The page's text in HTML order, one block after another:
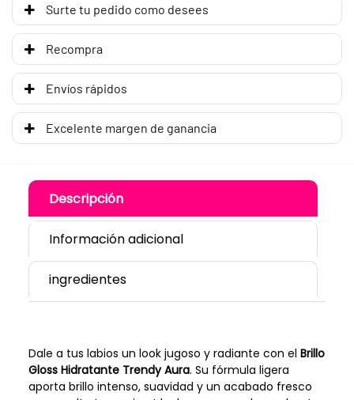
Surte tu pedido como desees
Recompra
Envíos rápidos
Excelente margen de ganancia
Descripción
Información adicional
ingredientes
Dale a tus labios un look jugoso y radiante con el Brillo
Gloss Hidratante Trendy Aura. Su fórmula ligera
aporta brillo intenso, suavidad y un acabado fresco